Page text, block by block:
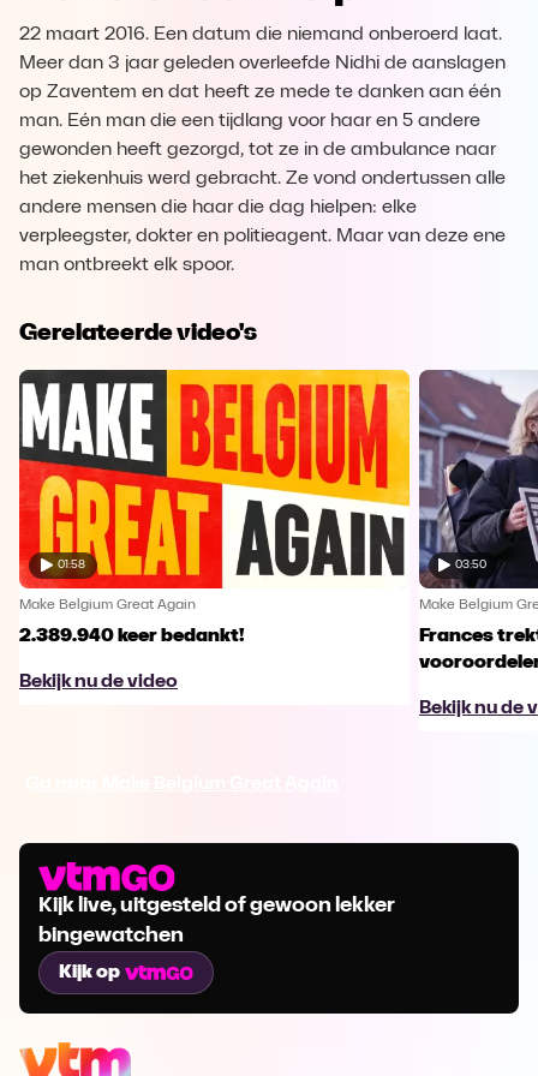
22 maart 2016. Een datum die niemand onberoerd laat.
Meer dan 3 jaar geleden overleefde Nidhi de aanslagen
op Zaventem en dat heeft ze mede te danken aan één
man. Eén man die een tijdlang voor haar en 5 andere
gewonden heeft gezorgd, tot ze in de ambulance naar
het ziekenhuis werd gebracht. Ze vond ondertussen alle
andere mensen die haar die dag hielpen: elke
verpleegster, dokter en politieagent. Maar van deze ene
man ontbreekt elk spoor.
Gerelateerde video's
01:58
Make Belgium Great Again
2.389.940 keer bedankt!
Bekijk nu de video
03:50
Make Belgium
Frances
Bekijk nu de
Kijk live, uitgesteld of gewoon lekker
bingewatchen
Kijk op